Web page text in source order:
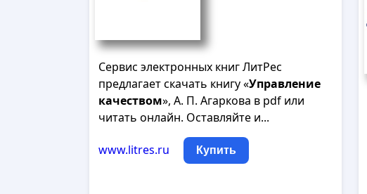
Сервис электронных книг ЛитРес
предлагает скачать книгу «Управление
качеством», А. П. Агаркова в pdf или
читать онлайн. Оставляйте и...
www.litres.ru Купить